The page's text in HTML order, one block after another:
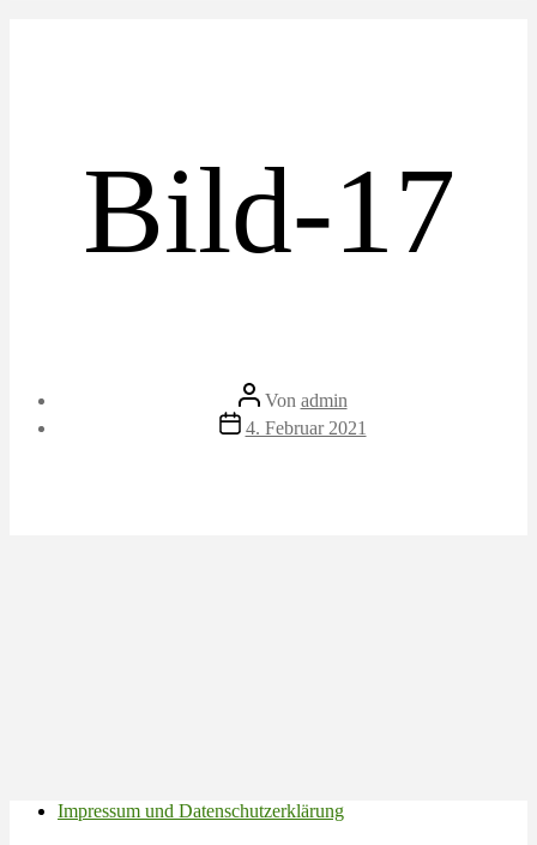
Bild-17
Beitragsautor
Von admin
Veröffentlichungsdatum
4. Februar 2021
Impressum und Datenschutzerklärung